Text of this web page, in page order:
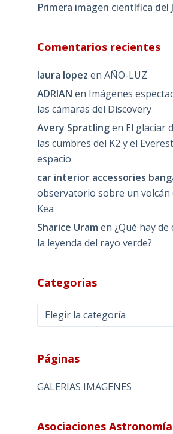
Primera imagen científica del
Comentarios recientes
laura lopez en AÑO-LUZ
ADRIAN en Imágenes
las cámaras del Discovery
Avery Spratlingen El glaciar
las cumbres del K2 y el
espacio
car interior accessories
observatorio sobre un volcán
Kea
Sharice Uram en ¿Qué hay
la leyenda del rayo verde?
Categorias
Categorias
Páginas
GALERIAS IMAGENES
Asociaciones